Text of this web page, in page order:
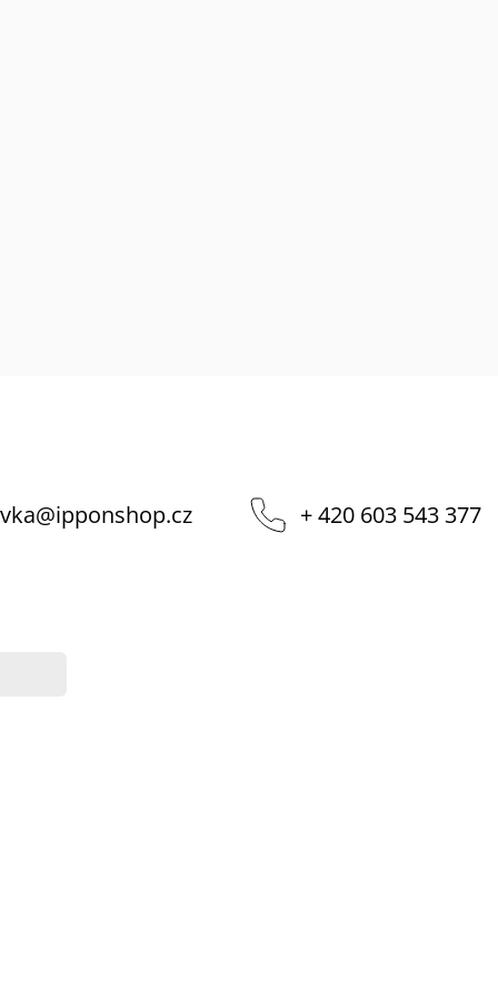
@ipponshop.cz + 420 603 543 377